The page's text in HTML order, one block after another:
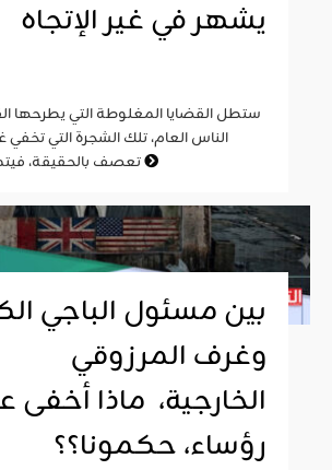
يشهر في غير الإتجاه
الناس العام، تلك الشجرة التي تخفي
تعصف بالحقيقة،
بين مسئول الباجي
وغرف المرزوقي
الخارجية، ماذا أخفى
رؤساء، حكمونا؟؟